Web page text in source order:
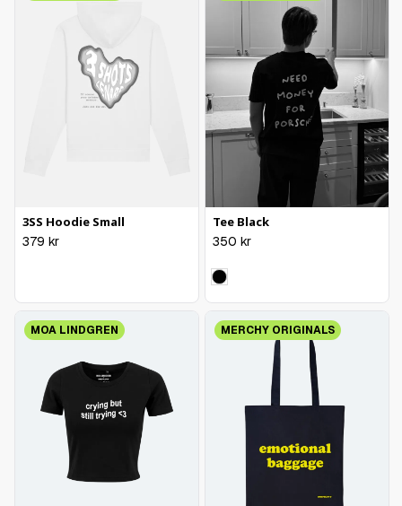
3SS Hoodie Small
379 kr
Tee Black
350 kr
MOA LINDGREN MERCHY ORIGINALS